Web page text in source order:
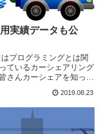
実績データも公
プログラミングとは関
ているカーシェアリング
さんカーシェアを知って
2019.08.23